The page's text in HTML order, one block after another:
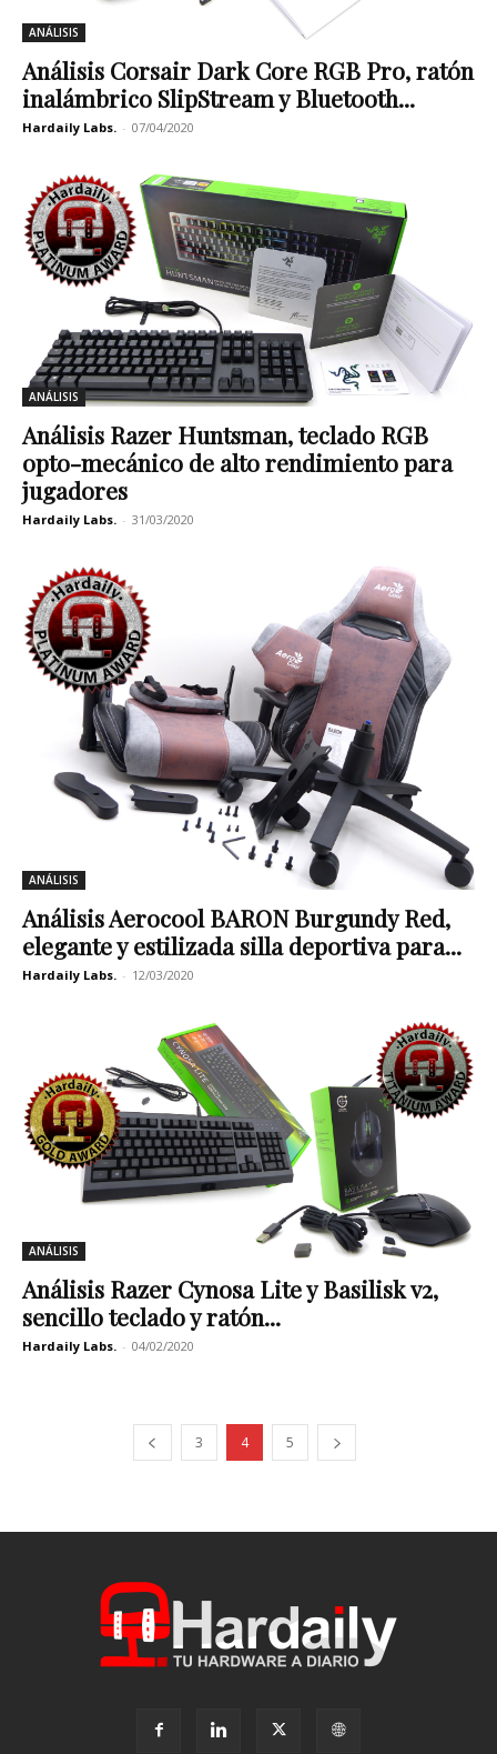
ANÁLISIS
Análisis Corsair Dark Core RGB Pro, ratón
inalámbrico SlipStream y Bluetooth...
Hardaily Labs. - 07/04/2020
ANÁLISIS
Análisis Razer Huntsman, teclado RGB
opto-mecánico de alto rendimiento para
jugadores
Hardaily Labs. - 31/03/2020
ANÁLISIS
Análisis Aerocool BARON Burgundy Red,
elegante y estilizada silla deportiva para...
Hardaily Labs. - 12/03/2020
ANÁLISIS
Análisis Razer Cynosa Lite y Basilisk v2,
sencillo teclado y ratón...
Hardaily Labs. - 04/02/2020
3 4 5